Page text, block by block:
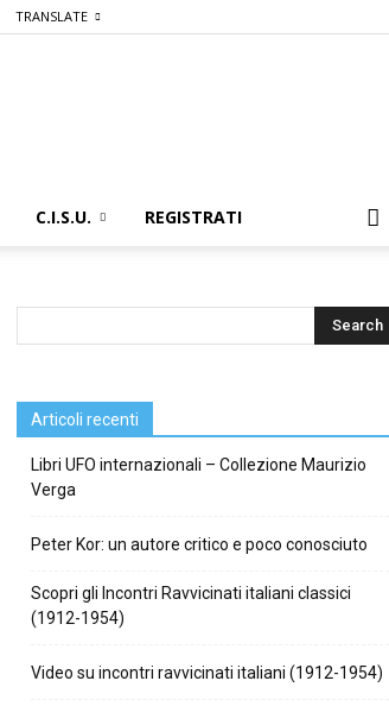
TRANSLATE
C.I.S.U. REGISTRATI
Articoli recenti
Libri UFO internazionali – Collezione Maurizio
Verga
Peter Kor: un autore critico e poco conosciuto
Scopri gli Incontri Ravvicinati italiani classici
(1912-1954)
Video su incontri ravvicinati italiani (1912-1954)